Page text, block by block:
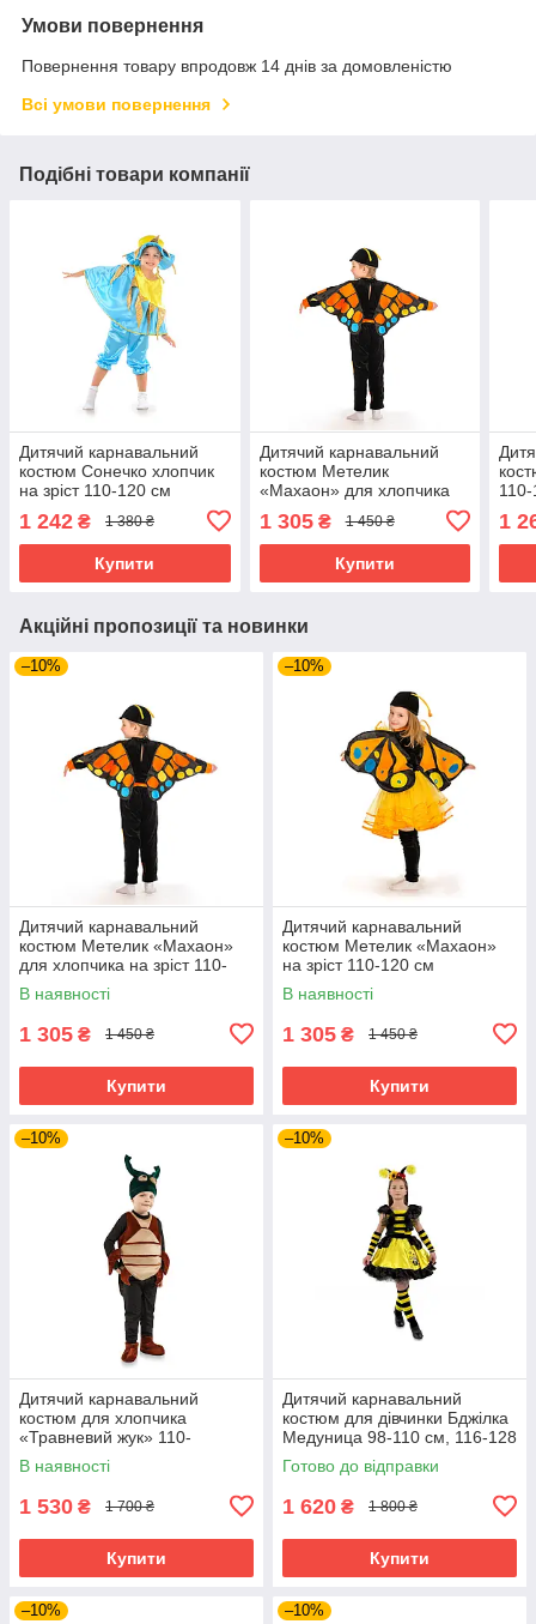
Умови повернення
Повернення товару впродовж 14 днів за домовленістю
Всі умови повернення
Подібні товари компанії
Дитячий карнавальний
костюм Сонечко хлопчик
на зріст 110-120 см
1 242 ₴ 1 380 ₴
Купити
Дитячий карнавальний
костюм Метелик
«Махаон» для хлопчика
1 305₴ 1 450 ₴
Купити
1
Акційні пропозиції та новинки
–10%
Дитячий карнавальний
костюм Метелик «Махаон»
для хлопчика на зріст 110-
120 см
В наявності
1 305 ₴ 1 450 ₴
Купити
–10%
Дитячий карнавальний
костюм Метелик «Махаон»
на зріст 110-120 см
В наявності
1 305 ₴ 1 450 ₴
Купити
–10%
Дитячий карнавальний
костюм для хлопчика
«Травневий жук» 110-
116,116-122 см, коричневий
В наявності
1 530 ₴ 1 700 ₴
Купити
–10%
Дитячий карнавальний
костюм для дівчинки Бджілка
Медуница 98-110 см, 116-128
см, жовтий
Готово до відправки
1 620 ₴ 1 800 ₴
Купити
–10% –10%